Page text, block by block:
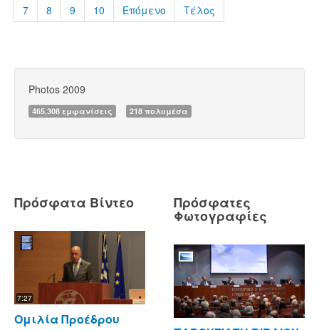
7 8 9 10 Επόμενο Τέλος
Photos 2009
465,308 εμφανίσεις 218 πολυμέσα
Πρόσφατα Βίντεο
7:27
Ομιλία Προέδρου
Πρόσφατες
Φωτογραφίες